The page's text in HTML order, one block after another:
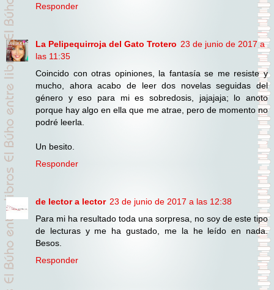
Responder
La Pelipequirroja del Gato Trotero 23 de junio de 2017 a
las 11:35
Coincido con otras opiniones, la fantasía se me resiste y
mucho, ahora acabo de leer dos novelas seguidas del
género y eso para mi es sobredosis, jajajaja; lo anoto
porque hay algo en ella que me atrae, pero de momento no
podré leerla.
Un besito.
Responder
de lector a lector 23 de junio de 2017 a las 12:38
Para mi ha resultado toda una sorpresa, no soy de este tipo
de lecturas y me ha gustado, me la he leído en nada.
Besos.
Responder